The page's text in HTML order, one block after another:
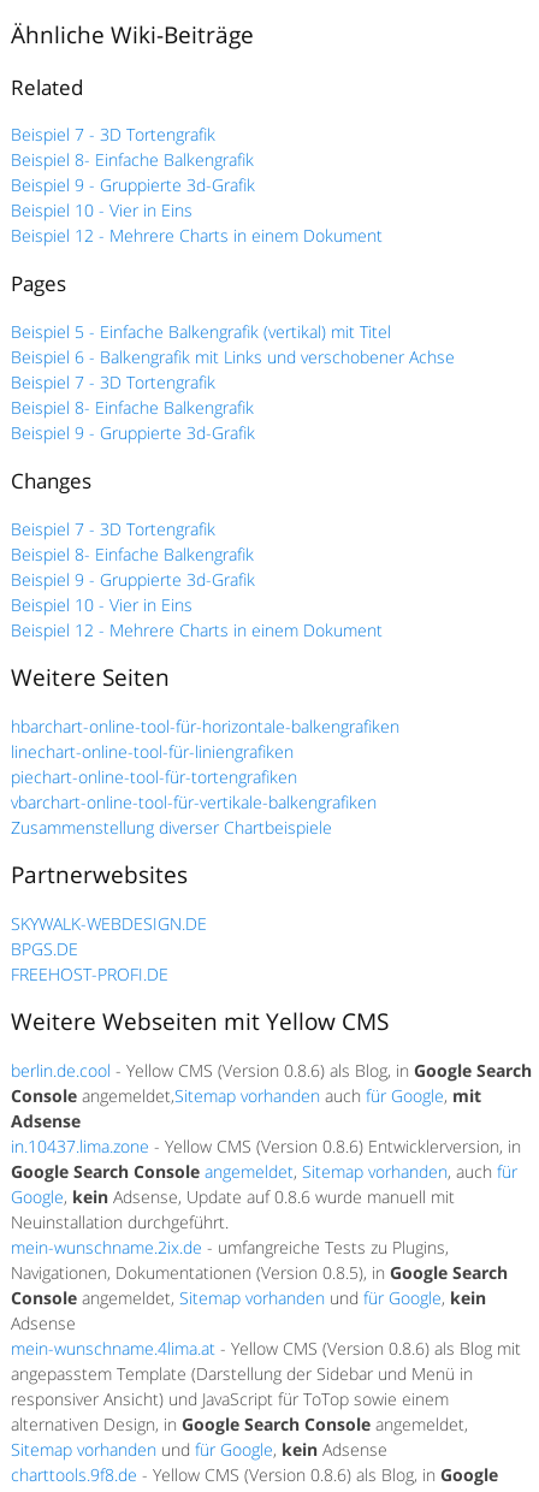
Ähnliche Wiki-Beiträge
Related
Beispiel 7 - 3D Tortengrafik
Beispiel 8- Einfache Balkengrafik
Beispiel 9 - Gruppierte 3d-Grafik
Beispiel 10 - Vier in Eins
Beispiel 12 - Mehrere Charts in einem Dokument
Pages
Beispiel 5 - Einfache Balkengrafik (vertikal) mit Titel
Beispiel 6 - Balkengrafik mit Links und verschobener Achse
Beispiel 7 - 3D Tortengrafik
Beispiel 8- Einfache Balkengrafik
Beispiel 9 - Gruppierte 3d-Grafik
Changes
Beispiel 7 - 3D Tortengrafik
Beispiel 8- Einfache Balkengrafik
Beispiel 9 - Gruppierte 3d-Grafik
Beispiel 10 - Vier in Eins
Beispiel 12 - Mehrere Charts in einem Dokument
Weitere Seiten
hbarchart-online-tool-für-horizontale-balkengrafiken
linechart-online-tool-für-liniengrafiken
piechart-online-tool-für-tortengrafiken
vbarchart-online-tool-für-vertikale-balkengrafiken
Zusammenstellung diverser Chartbeispiele
Partnerwebsites
SKYWALK-WEBDESIGN.DE
BPGS.DE
FREEHOST-PROFI.DE
Weitere Webseiten mit Yellow CMS
berlin.de.cool - Yellow CMS (Version 0.8.6) als Blog, inGoogle Search
Console angemeldet,Sitemap vorhanden auchfür Google, mit
Adsense
in.10437.lima.zone - Yellow CMS (Version 0.8.6) Entwicklerversion, in
Google Search Console angemeldet,Sitemap vorhanden, auchfür
Google, kein Adsense, Update auf 0.8.6 wurde manuell mit
Neuinstallation durchgeführt.
mein-wunschname.2ix.de - umfangreiche Tests zu Plugins,
Navigationen, Dokumentationen (Version 0.8.5), inGoogle Search
Console angemeldet,Sitemap vorhanden undfür Google, kein
Adsense
mein-wunschname.4lima.at - Yellow CMS (Version 0.8.6) als Blog mit
angepasstem Template (Darstellung der Sidebar und Menü in
responsiver Ansicht) und JavaScript für ToTop sowie einem
alternativen Design, inGoogle Search Console angemeldet,
Sitemap vorhanden undfür Google, kein Adsense
charttools.9f8.de - Yellow CMS (Version 0.8.6) als Blog, inGoogle